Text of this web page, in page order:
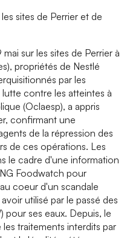
sites de Perrier et de
sur les sites de Perrier à
propriétés de Nestlé
par les
contre les atteintes à
(Oclaesp), a appris
confirmant une
de la répression des
de ces opérations. Les
le cadre d'une information
Foodwatch pour
coeur d'un scandale
utilisé par le passé des
pour ses eaux. Depuis, le
traitements interdits par